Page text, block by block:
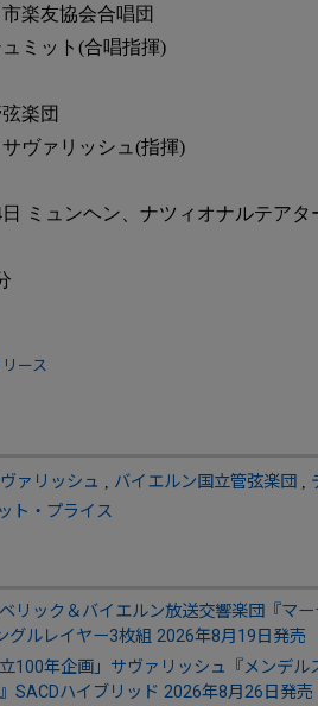
楽友協会合唱団
ミット(合唱指揮)
楽団
ヴァリッシュ(指揮)
ミュンヘン、ナツィオナルテアタ
ース
ァリッシュ バイエルン国立管弦楽団
ト・プライス
リック＆バイエルン放送交響楽団『マ
グルレイヤー3枚組 2026年8月19日発売
立100年企画」サヴァリッシュ『メンデ
SACDハイブリッド 2026年8月26日発売